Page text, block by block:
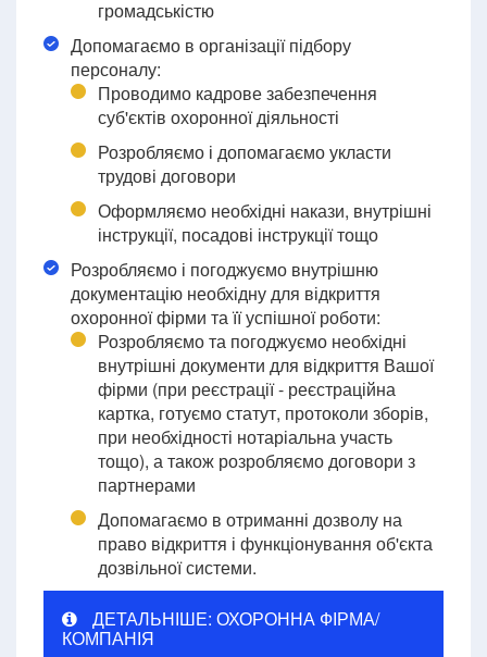
громадськістю
Допомагаємо в організації підбору
персоналу:
Проводимо кадрове забезпечення
суб'єктів охоронної діяльності
Розробляємо і допомагаємо укласти
трудові договори
Оформляємо необхідні накази, внутрішні
інструкції, посадові інструкції тощо
Розробляємо і погоджуємо внутрішню
документацію необхідну для відкриття
охоронної фірми та її успішної роботи:
Розробляємо та погоджуємо необхідні
внутрішні документи для відкриття Вашої
фірми (при реєстрації - реєстраційна
картка, готуємо статут, протоколи зборів,
при необхідності нотаріальна участь
тощо), а також розробляємо договори з
партнерами
Допомагаємо в отриманні дозволу на
право відкриття і функціонування об'єкта
дозвільної системи.
ДЕТАЛЬНІШЕ: ОХОРОННА ФІРМА/
КОМПАНІЯ